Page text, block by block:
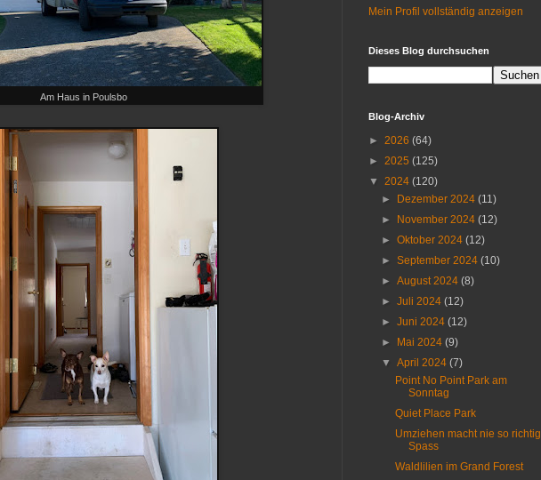
Am Haus in Poulsbo
Mein Profil vollständig anzeigen
Dieses Blog durchsuchen
Blog-Archiv
► 2026 (64)
► 2025 (125)
▼ 2024 (120)
►
Dezember 2024(11)
►
November 2024(12)
►Oktober 2024(12)
►September 2024(10)
►August 2024(8)
►Juli 2024(12)
►Juni 2024(12)
►
Mai 2024(9)
▼April 2024(7)
Point No Point Park am
Sonntag
Quiet Place Park
Umziehen macht nie so richtig
Spass
Waldlilien im Grand Forest